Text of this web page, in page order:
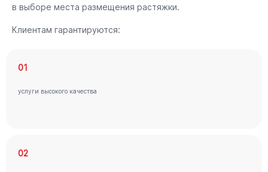
в выборе места размещения растяжки.
Клиентам гарантируются:
01
услуги высокого качества
02